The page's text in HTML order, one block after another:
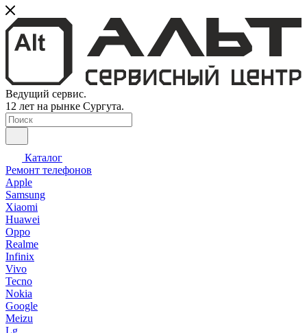
Ведущий сервис.
12 лет на рынке Сургута.
Каталог
Ремонт телефонов
Apple
Samsung
Xiaomi
Huawei
Oppo
Realme
Infinix
Vivo
Tecno
Nokia
Google
Meizu
Lg